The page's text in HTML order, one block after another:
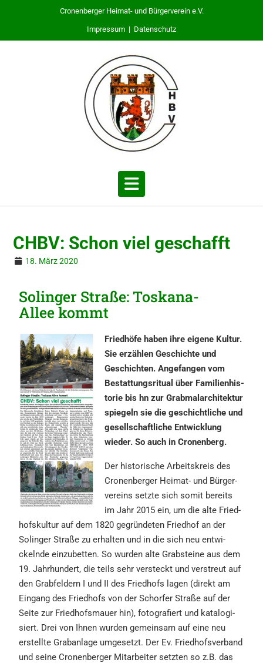
Cronenberger Heimat- und Bürgerverein e.V.
Impressum | Datenschutz
CHBV: Schon viel geschafft
18. März 2020
Solin­ger Straße: Toska­na-
Allee kommt
Fried­hö­fe haben ihre eigene Kultur.
Sie erzäh­len Geschich­te und
Geschich­ten. Angefan­gen vom
Bestat­tungs­ri­tu­al über Famili­en­his­
to­rie bis hn zur Grabmal­ar­chi­tek­tur
spiegeln sie die geschicht­li­che und
gesell­schaft­li­che Entwick­lung
wieder. So auch in Cronenberg.
Der histo­ri­sche Arbeits­kreis des
Cronen­ber­ger Heimat- und Bürger­
ver­eins setzte sich somit bereits
im Jahr 2015 ein, um die alte Fried­
hofs­kul­tur auf dem 1820 gegrün­de­ten Fried­hof an der
Solin­ger Straße zu erhal­ten und in die sich neu entwi­
ckeln­de einzu­bet­ten. So wurden alte Grabstei­ne aus dem
19. Jahrhun­dert, die teils sehr versteckt und verstreut auf
den Grabfel­dern I und II des Fried­hofs lagen (direkt am
Eingang des Fried­hofs von der Schor­fer Straße auf der
Seite zur Fried­hofs­mau­er hin), fotogra­fiert und katalo­gi­
siert. Drei von Ihnen wurden gemein­sam auf eine neu
erstell­te Graban­la­ge umgesetzt. Der Ev. Fried­hofs­ver­band
und seine Cronen­ber­ger Mitar­bei­ter setzten so z.B. das